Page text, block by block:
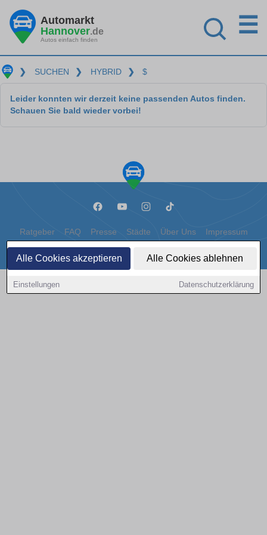
Alle Cookies akzeptieren Alle Cookies ablehnen
Einstellungen Datenschutzerklärung
Automarkt
Hannover.de
Autos einfach finden
☰
❯ SUCHEN ❯ HYBRID ❯ $
Leider konnten wir derzeit keine passenden Autos finden.
Schauen Sie bald wieder vorbei!
Ratgeber FAQ Presse Städte Über Uns Impressum
Datenschutz Cookies
Copyright © 2000 - 2026 | 1A Infosysteme GmbH | Content by: 1a-sites-autos